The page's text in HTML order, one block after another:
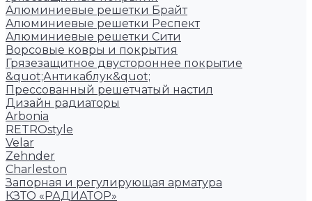
Алюминиевые решетки Брайт
Алюминиевые решетки Респект
Алюминиевые решетки Сити
Ворсовые ковры и покрытия
Грязезащитное двустороннее покрытие
&quot;Антикаблук&quot;
Прессованный решетчатый настил
Дизайн радиаторы
Arbonia
RETROstyle
Velar
Zehnder
Charleston
Запорная и регулирующая арматура
КЗТО «РАДИАТОР»